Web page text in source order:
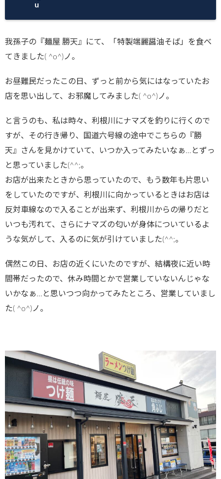
wp-
content/plu
count-
cache.php
on line2897
u
我孫子の『麺屋 勝天』にて、「特製端麗醤油そば」を食べ
てきました( ^o^)ノ。
お昼難民だったこの日、ずっと前から気にはなっていたお
店を思い出して、お邪魔してみました( ^o^)ノ。
と言うのも、私は時々、利根川にナマズを釣りに行くので
すが、その行き帰り、国道六号線の途中でこちらの『勝
天』さんを見かけていて、いつか入ってみたいなぁ…とずっ
と思っていました(^^;。
お店が出来たときから思っていたので、もう数年も片思い
をしていたのですが、利根川に向かっているときはお店は
反対車線なので入ることが出来ず、利根川からの帰りだと
いつも汚れて、さらにナマズの匂いが身体についているよ
うな気がして、入るのに気が引けていました(^^;。
偶然この日、お店の近くにいたのですが、結構夜に近い時
間帯だったので、休み時間とかで営業していないんじゃな
いかなぁ…と思いつつ向かってみたところ、営業していまし
た( ^o^)ノ。